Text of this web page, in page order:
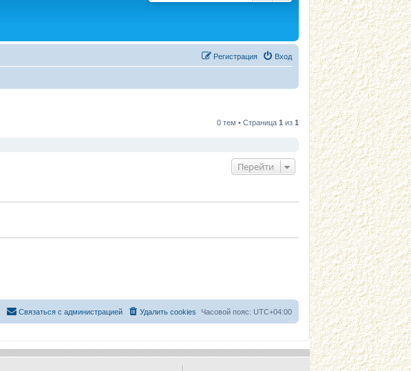
Вход
Регистрация
0 тем • Страница 1 из 1
Перейти
Часовой пояс: UTC+04:00
Удалить cookies
Связаться с администрацией